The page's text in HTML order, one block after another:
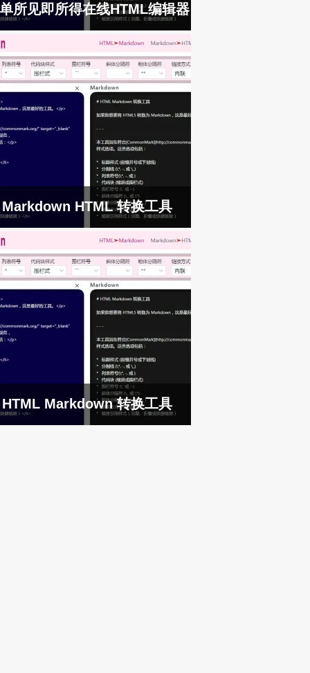
所见即所得在线HTML编辑器
Markdown HTML 转换工具
HTML Markdown 转换工具